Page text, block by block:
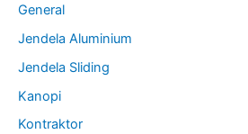
General
Jendela Aluminium
Jendela Sliding
Kanopi
Kontraktor